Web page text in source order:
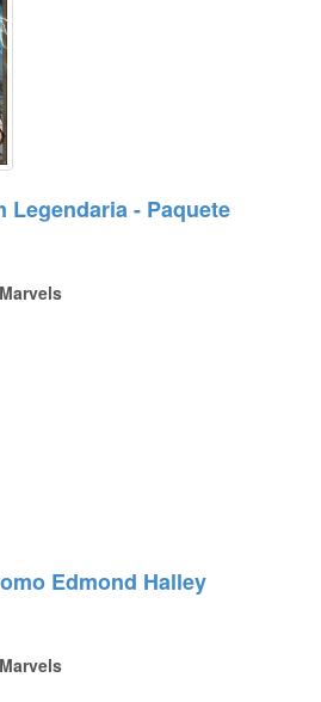
Legendaria - Paquete
Edmond Halley